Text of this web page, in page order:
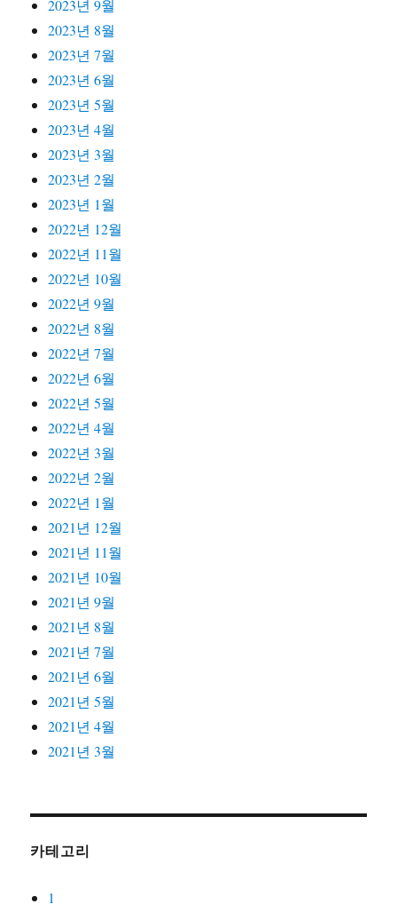
2023년 9월
2023년 8월
2023년 7월
2023년 6월
2023년 5월
2023년 4월
2023년 3월
2023년 2월
2023년 1월
2022년 12월
2022년 11월
2022년 10월
2022년 9월
2022년 8월
2022년 7월
2022년 6월
2022년 5월
2022년 4월
2022년 3월
2022년 2월
2022년 1월
2021년 12월
2021년 11월
2021년 10월
2021년 9월
2021년 8월
2021년 7월
2021년 6월
2021년 5월
2021년 4월
2021년 3월
카테고리
1